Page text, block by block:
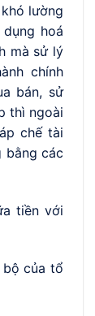
lường
hoá
mà sử lý
chính
bán, sử
thì ngoài
chế tài
bằng các
tiền với
của tổ